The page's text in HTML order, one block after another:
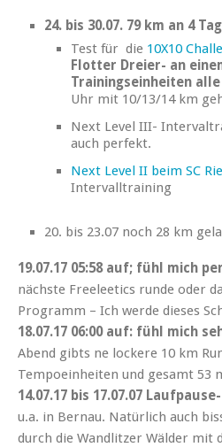
24. bis 30.07. 79 km an 4
Test für die 10X10
Flotter Dreier- an
Trainingseinheiten alle
Uhr mit 10/13/14 km
Next Level III-
auch perfekt.
Next Level II beim SC
Intervalltraining
20. bis 23.07 noch 28 km
19.07.17 05:58 auf; fühl mich
nächste Freeleetics runde oder
Programm – Ich werde dieses
18.07.17 06:00 auf: fühl mich
Abend gibts ne lockere 10 km
Tempoeinheiten und gesamt 53
14.07.17 bis 17.07.07 Laufpause-
u.a. in Bernau. Natürlich auch
durch die Wandlitzer Wälder mit